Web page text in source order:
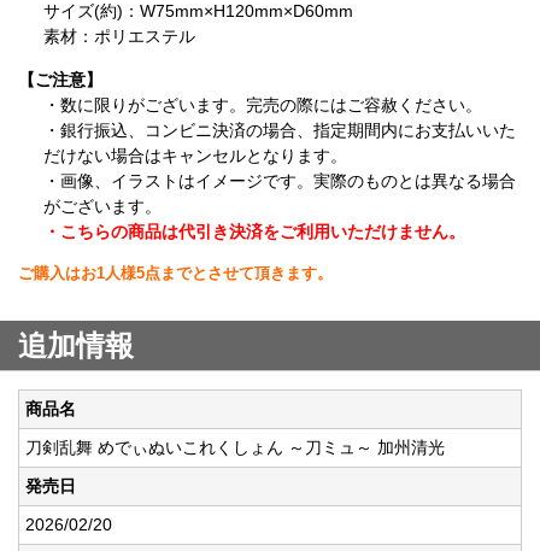
サイズ(約)：W75mm×H120mm×D60mm
素材：ポリエステル
【ご注意】
・数に限りがございます。完売の際にはご容赦ください。
・銀行振込、コンビニ決済の場合、指定期間内にお支払いいた
だけない場合はキャンセルとなります。
・画像、イラストはイメージです。実際のものとは異なる場合
がございます。
・こちらの商品は代引き決済をご利用いただけません。
ご購入はお1人様5点までとさせて頂きます。
追加情報
商品名
刀剣乱舞 めでぃぬいこれくしょん ～刀ミュ～ 加州清光
発売日
2026/02/20